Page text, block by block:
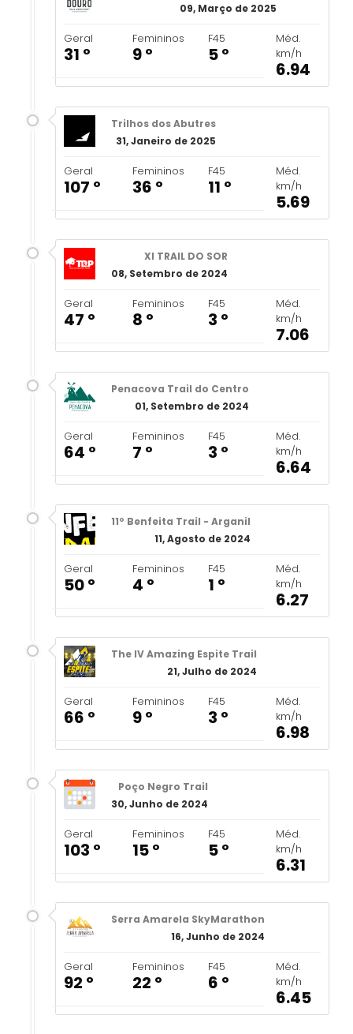
09, Março de 2025
Geral
31 º
Femininos
9 º
F45
5 º
Méd.
km/h
6.94
Trilhos dos Abutres
31, Janeiro de 2025
Geral
107 º
Femininos
36 º
F45
11 º
Méd.
km/h
5.69
XI TRAIL DO SOR
08, Setembro de 2024
Geral
47 º
Femininos
8 º
F45
3 º
Méd.
km/h
7.06
Penacova Trail do Centro
01, Setembro de 2024
Geral
64 º
Femininos
7 º
F45
3 º
Méd.
km/h
6.64
11º Benfeita Trail - Arganil
11, Agosto de 2024
Geral
50 º
Femininos
4 º
F45
1 º
Méd.
km/h
6.27
The IV Amazing Espite Trail
21, Julho de 2024
Geral
66 º
Femininos
9 º
F45
3 º
Méd.
km/h
6.98
Poço Negro Trail
30, Junho de 2024
Geral
103 º
Femininos
15 º
F45
5 º
Méd.
km/h
6.31
Serra Amarela SkyMarathon
16, Junho de 2024
Geral
92 º
Femininos
22 º
F45
6 º
Méd.
km/h
6.45